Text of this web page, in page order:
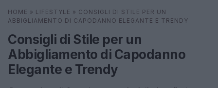
Cerca
HOME » LIFESTYLE » CONSIGLI DI STILE PER UN
ABBIGLIAMENTO DI CAPODANNO ELEGANTE E TRENDY
Consigli di Stile per un
Abbigliamento di Capodanno
Elegante e Trendy